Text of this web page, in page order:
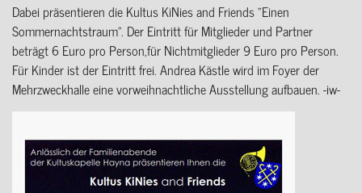
Dabei präsentieren die Kultus KiNies and Friends "Einen
Sommernachtstraum". Der Eintritt für Mitglieder und Partner
beträgt 6 Euro pro Person,für Nichtmitglieder 9 Euro pro Person.
Für Kinder ist der Eintritt frei. Andrea Kästle wird im Foyer der
Mehrzweckhalle eine vorweihnachtliche Ausstellung aufbauen. -iw-